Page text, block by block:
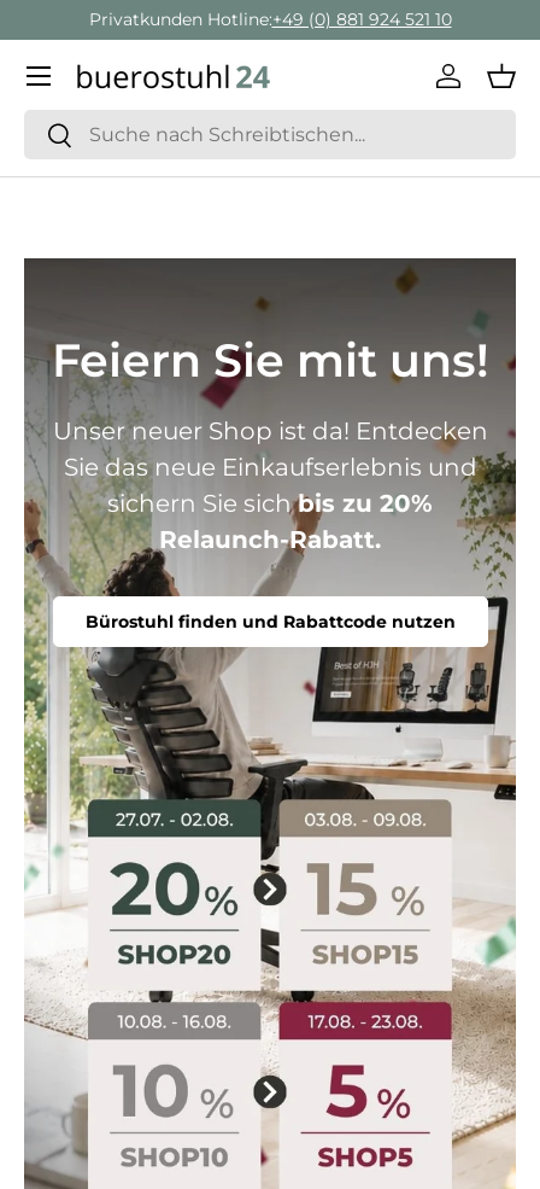
Direkt zum Inhalt
Geschäftskunden Beratung:+ 49 (0) 881 924 521 22
Suchen
Suchen
Menü
Feiern Sie mit uns!
Unser neuer Shop ist da! Entdecken
Sie das neue Einkaufserlebnis und
sichern Sie sichbis zu 20%
Relaunch-Rabatt.
Bürostuhl finden und Rabattcode nutzen